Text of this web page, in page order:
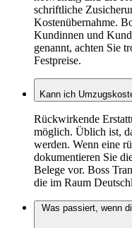
schriftliche
Kostenübernahme.
Kundinnen und
genannt, achten Sie
Festpreise.
Kann ich
Rückwirkende
möglich. Üblich ist,
werden. Wenn eine
dokumentieren Sie
Belege vor. Boss
die im Raum
Was passiert, wenn